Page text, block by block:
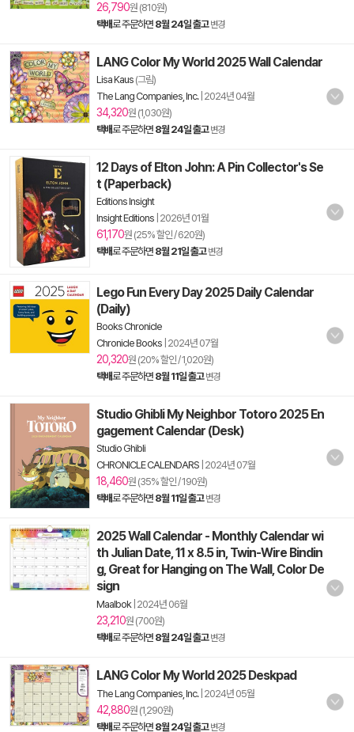
26,790원 (810원)
택배로 주문하면 8월 24일 출고 변경
LANG Color My World 2025 Wall Calendar
Lisa Kaus (그림)
The Lang Companies, Inc.| 2024년 04월
34,320원 (1,030원)
택배로 주문하면 8월 24일 출고 변경
12 Days of Elton John: A Pin Collector's Se
t (Paperback)
Editions Insight
Insight Editions 2026년 01월
61,170원 (25% 할인 / 620원)
택배로 주문하면 8월 21일 출고 변경
Lego Fun Every Day 2025 Daily Calendar
(Daily)
Books Chronicle
Chronicle Books 2024년 07월
20,320원 (20% 할인 / 1,020원)
택배로 주문하면 8월 11일 출고 변경
Studio Ghibli My Neighbor Totoro 2025 En
gagement Calendar (Desk)
Studio Ghibli
CHRONICLE CALENDARS 2024년 07월
18,460원 (35% 할인 / 190원)
택배로 주문하면 8월 11일 출고 변경
2025 Wall Calendar - Monthly Calendar wi
th Julian Date, 11 x 8.5 in, Twin-Wire Bindin
g, Great for Hanging on The Wall, Color De
sign
MaaIbok| 2024년 06월
23,210원 (700원)
택배로 주문하면 8월 24일 출고 변경
LANG Color My World 2025 Deskpad
The Lang Companies, Inc.| 2024년 05월
42,880원 (1,290원)
택배로 주문하면 8월 24일 출고 변경